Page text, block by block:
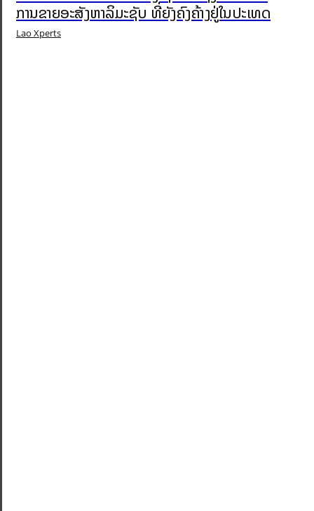
ການຂາຍອະສັງຫາລິມະຊັບ ທີ່ຍັງຄົງຄ້າງຢູ່ໃນປະເທດ
Lao Xperts